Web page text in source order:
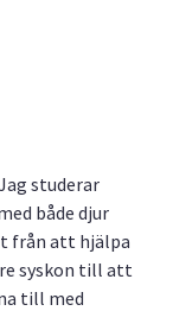
studerar
både djur
från att hjälpa
syskon till att
till med